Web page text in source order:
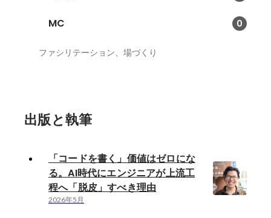
MC 0
ファシリテーション、場づくり
出版と執筆
「コードを書く」価値はゼロにな
る。AI時代にエンジニアが上流工
程へ「脱皮」すべき理由
2026年5月